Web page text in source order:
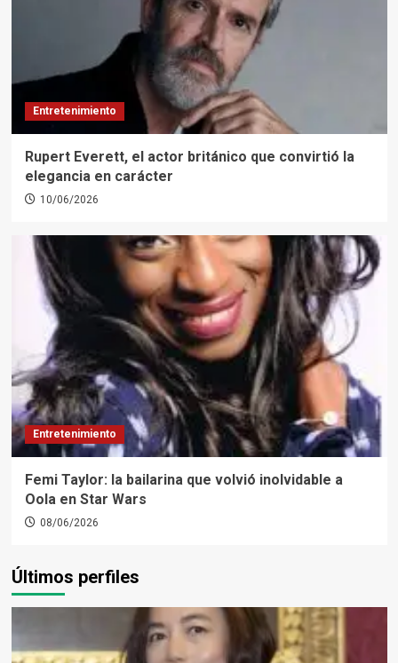
Entretenimiento
Rupert Everett, el actor británico que convirtió la
elegancia en carácter
10/06/2026
Entretenimiento
Femi Taylor: la bailarina que volvió inolvidable a
Oola en Star Wars
08/06/2026
Últimos perfiles